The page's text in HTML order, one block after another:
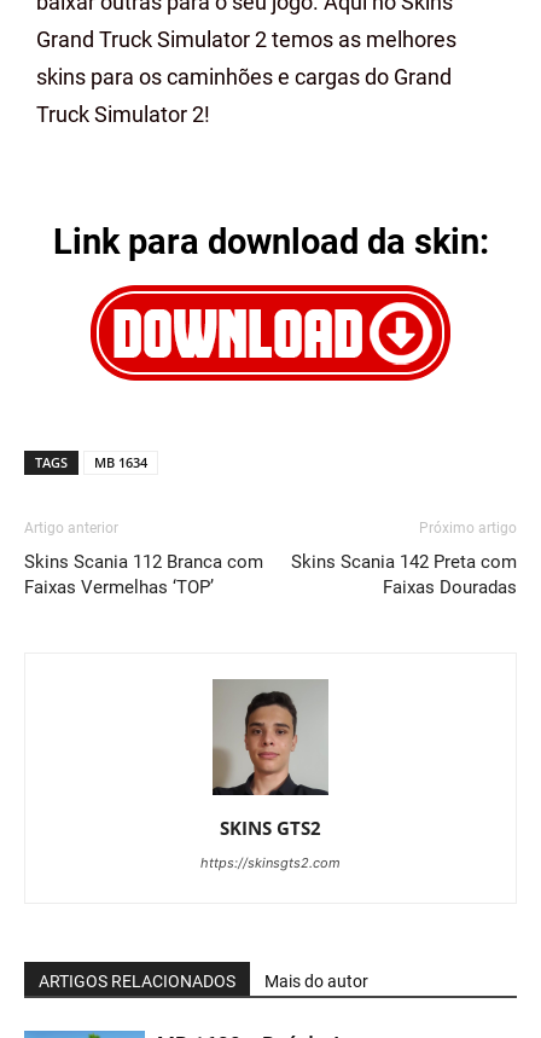
Grand Truck Simulator 2 temos as melhores
skins para os caminhões e cargas do Grand
Truck Simulator 2!
Link para download da skin:
TAGS MB 1634
Artigo anterior
Skins Scania 112 Branca com
Faixas Vermelhas ‘TOP’
Próximo artigo
Skins Scania 142 Preta com
Faixas Douradas
SKINS GTS2
https://skinsgts2.com
ARTIGOS RELACIONADOS Mais do autor